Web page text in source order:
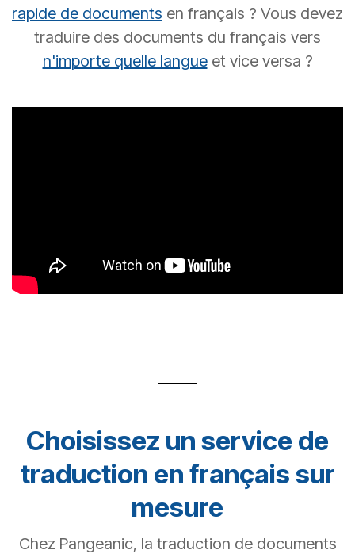
rapide de documents en français ? Vous devez
traduire des documents du français vers
n'importe quelle langueet vice versa ?
Choisissez un service de
traduction en français sur
mesure
Chez Pangeanic, la traduction de documents